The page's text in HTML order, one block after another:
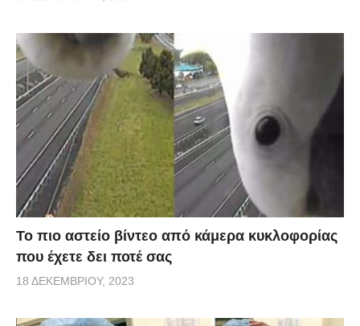
Το πιο αστείο βίντεο από κάμερα κυκλοφορίας
που έχετε δει ποτέ σας
18 ΔΕΚΕΜΒΡΊΟΥ, 2023